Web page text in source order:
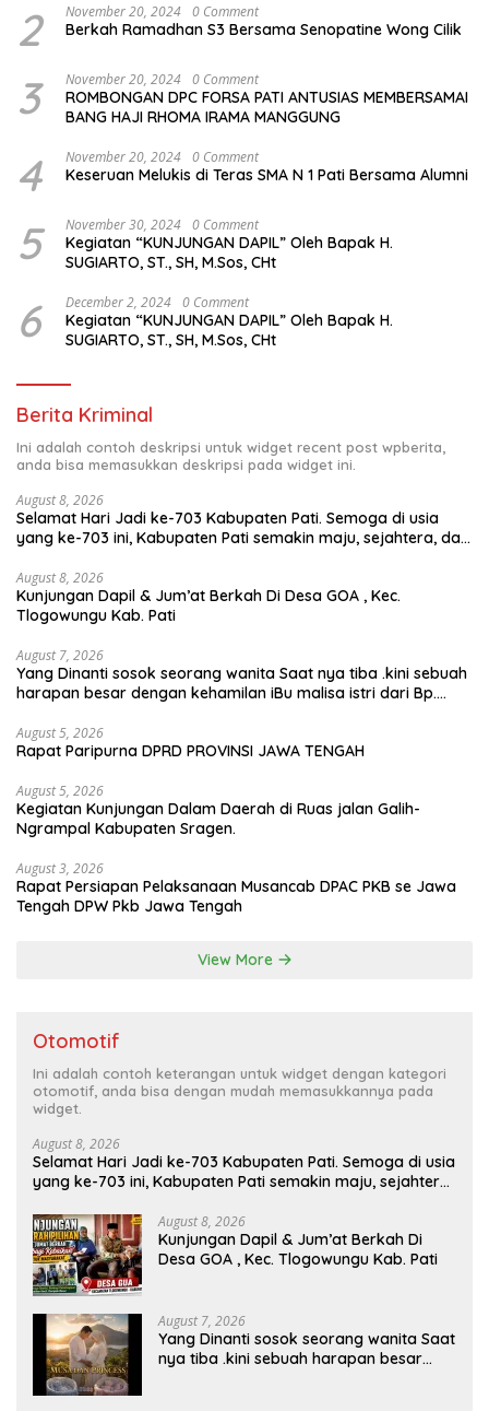
2 November 20, 2024 0 Comment
Berkah Ramadhan S3 Bersama Senopatine Wong Cilik
3 November 20, 2024 0 Comment
ROMBONGAN DPC FORSA PATI ANTUSIAS MEMBERSAMAI
BANG HAJI RHOMA IRAMA MANGGUNG
4 November 20, 2024 0 Comment
Keseruan Melukis di Teras SMA N 1 Pati Bersama Alumni
5 November 30, 2024 0 Comment
Kegiatan “KUNJUNGAN DAPIL” Oleh Bapak H.
SUGIARTO, ST., SH, M.Sos, CHt
6 December 2, 2024 0 Comment
Kegiatan “KUNJUNGAN DAPIL” Oleh Bapak H.
SUGIARTO, ST., SH, M.Sos, CHt
Berita Kriminal
Ini adalah contoh deskripsi untuk widget recent post wpberita,
anda bisa memasukkan deskripsi pada widget ini.
August 8, 2026
Selamat Hari Jadi ke-703 Kabupaten Pati. Semoga di usia
yang ke-703 ini, Kabupaten Pati semakin maju, sejahtera, dan
kesejahteraan bagi seluruh masyarakatnya. Semoga sinergi
dan kolaborasi yang telah terjalin semakin kuat demi
mewujudkan pembangunan yang berkelanjutan. Dirgahayu
Facebook
August 8, 2026
Kunjungan Dapil & Jum’at Berkah Di Desa GOA , Kec.
Tlogowungu Kab. Pati
August 7, 2026
Yang Dinanti sosok seorang wanita Saat nya tiba .kini sebuah
harapan besar dengan kehamilan iBu malisa istri dari Bp.
Musa & Princes.
August 5, 2026
Rapat Paripurna DPRD PROVINSI JAWA TENGAH
August 5, 2026
Kegiatan Kunjungan Dalam Daerah di Ruas jalan Galih-
Ngrampal Kabupaten Sragen.
August 3, 2026
Rapat Persiapan Pelaksanaan Musancab DPAC PKB se Jawa
Tengah DPW Pkb Jawa Tengah
View More
Otomotif
Ini adalah contoh keterangan untuk widget dengan kategori
otomotif, anda bisa dengan mudah memasukkannya pada
widget.
August 8, 2026
Selamat Hari Jadi ke-703 Kabupaten Pati. Semoga di usia
yang ke-703 ini, Kabupaten Pati semakin maju, sejahtera,
kesejahteraan bagi seluruh masyarakatnya. Semoga
sinergi dan kolaborasi yang telah terjalin semakin kuat
demi mewujudkan pembangunan yang berkelanjutan.
Dirgahayu Kabupaten Pati ke-703. Salam sedulur Pati
Selawase. Facebook
August 8, 2026
Kunjungan Dapil & Jum’at Berkah Di
Desa GOA , Kec. Tlogowungu Kab. Pati
August 7, 2026
Yang Dinanti sosok seorang wanita Saat
nya tiba .kini sebuah harapan besar